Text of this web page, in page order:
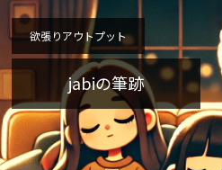
欲張りアウトプット
jabiの筆跡